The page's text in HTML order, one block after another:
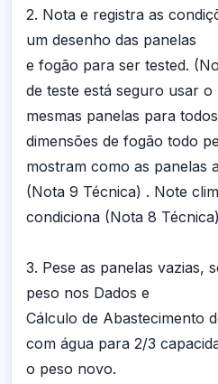
2. Nota e registra as
um desenho das panelas
e fogão para ser tested.
de teste está seguro usar o
mesmas panelas para
dimensões de fogão todo
mostram como as panelas
(Nota 9 Técnica) . Note
condiciona (Nota 8
3. Pese as panelas vazias,
peso nos Dados e
Cálculo de Abastecimento
com água para 2/3
o peso novo.